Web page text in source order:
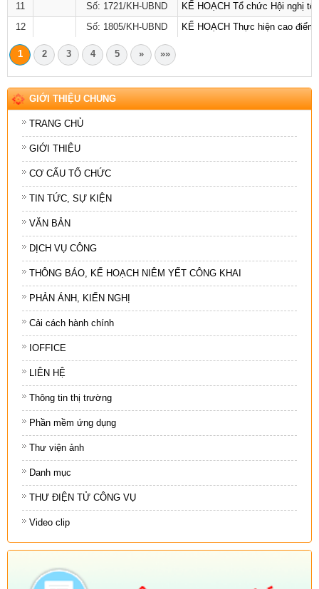
11
Số: 1721/KH-UBND
KẾ HOẠCH Tổ chức Hội nghị
12
Số: 1805/KH-UBND KẾ HOẠCH Thực hiện cao
1 2 3 4 5 » »»
GIỚI THIỆU CHUNG
TRANG CHỦ
GIỚI THIỆU
CƠ CẤU TỔ CHỨC
TIN TỨC, SỰ KIỆN
VĂN BẢN
DỊCH VỤ CÔNG
THÔNG BÁO, KẾ HOẠCH NIÊM YẾT CÔNG KHAI
PHẢN ÁNH, KIẾN NGHỊ
Cải cách hành chính
IOFFICE
LIÊN HỆ
Thông tin thị trường
Phần mềm ứng dụng
Thư viện ảnh
Danh mục
THƯ ĐIỆN TỬ CÔNG VỤ
Video clip